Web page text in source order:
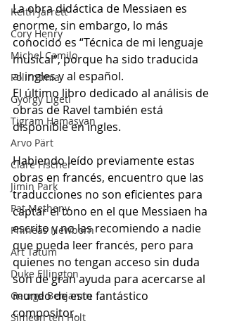
Keith Jarrett
Cory Henry
Michel Camilo
Polirritmia
György Ligeti
Tigram Hamasyan
Arvo Pärt
Clare Fischer
Jimin Park
Pat Metheny
Phineas Newborn
Art Tatum
Duke Ellington
George Benjamin
Simeon ten Holt
La obra didáctica de Messiaen es
enorme, sin embargo, lo más
conocido es “Técnica de mi lenguaje
musical“, porque ha sido traducida
al ingles y al español.
El último libro dedicado al análisis de
obras de Ravel también está
disponible en ingles.
Habiendo leído previamente estas
obras en francés, encuentro que las
traducciones no son eficientes para
captar el tono en el que Messiaen ha
escrito y no las recomiendo a nadie
que pueda leer francés, pero para
quienes no tengan acceso sin duda
son de gran ayuda para acercarse al
mundo de este fantástico
compositor.